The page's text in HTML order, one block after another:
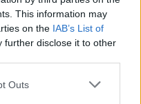
This information may
on the IAB’s List of
further disclose it to other
Outs
tér 11.